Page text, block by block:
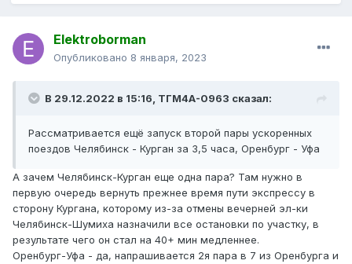
Elektroborman
Опубликовано 8 января, 2023
В 29.12.2022 в 15:16, ТГМ4А-0963 сказал:
Рассматривается ещё запуск второй пары ускоренных
поездов Челябинск - Курган за 3,5 часа, Оренбург - Уфа
А зачем Челябинск-Курган еще одна пара? Там нужно в
первую очередь вернуть прежнее время пути экспрессу в
сторону Кургана, которому из-за отмены вечерней эл-ки
Челябинск-Шумиха назначили все остановки по участку, в
результате чего он стал на 40+ мин медленнее.
Оренбург-Уфа - да, напрашивается 2я пара в 7 из Оренбурга и